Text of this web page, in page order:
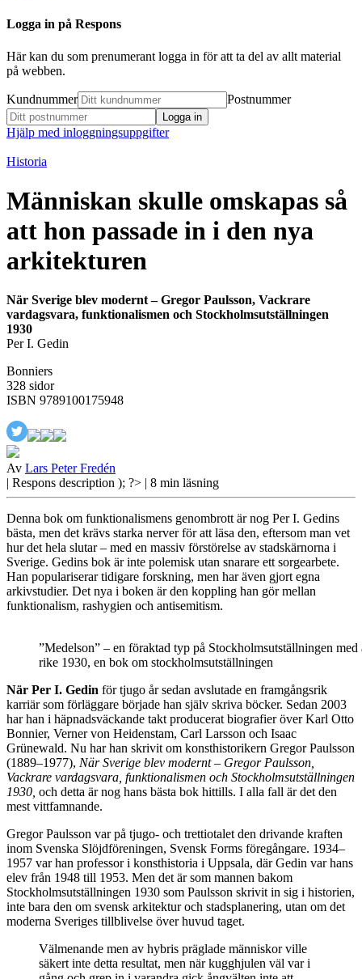
Logga in på Respons
Här kan du som prenumerant logga in för att ta del av allt material
på webben.
Kundnummer Postnummer
Hjälp med inloggningsuppgifter
Historia
Människan skulle omskapas så
att hon passade in i den nya
arkitekturen
När Sverige blev modernt – Gregor Paulsson, Vackrare
vardagsvara, funktionalismen och Stockholmsutställningen
1930
Per I. Gedin
Bonniers
328 sidor
ISBN 9789100175948
Av Lars Peter Fredén
| Respons description ); ?> | 8 min läsning
Denna bok om funktionalismens genombrott är nog Per I. Gedins
bästa, men det krävs starka nerver för att läsa den, eftersom man vet
hur det hela slutar – med en massiv förstörelse av stadskärnorna i
Sverige. Gedins bok är inte polemisk utan snarare ett sorgearbete.
Han populariserar tidigare forskning, men har även gjort egna
arkivstudier. Det nya i boken är den koppling han gör mellan
funktionalism, rashygien och antisemitism.
”Medelson” – en föraktad typ på Stockholmsutställningen
rike 1930, en bok om stockholmsutställningen
När Per I. Gedin för tjugo år sedan avslutade en framgångsrik
karriär som förläggare började han själv skriva böcker. Sedan 2003
har han i häpnadsväckande takt producerat biografier över Karl Otto
Bonnier, Verner von Heidenstam, Carl Larsson och Isaac
Grünewald. Nu har han skrivit om konsthistorikern Gregor Paulsson
(1889–1977), När Sverige blev modernt – Gregor Paulsson,
Vackrare vardagsvara, funktionalismen och Stockholmsutställningen
1930, och detta är nog hans bästa bok hittills. I alla fall är det den
mest vittfamnande.
Gregor Paulsson var på tjugo- och trettiotalet den drivande kraften
inom Svenska Slöjdföreningen, Svensk Forms föregångare. 1934–
1957 var han professor i konsthistoria i Uppsala, där Gedin var hans
elev från 1948 till 1953. Men det är som mannen bakom
Stockholmsutställningen 1930 som Paulsson skrivit in sig i historien,
inte bara den om svensk arkitektur och stadsplanering, utan om det
moderna Sveriges tillblivelse över huvud taget.
Välmenande men av hybris präglade människor ville
säkert inte detta resultat, men när kugghjulen väl var i